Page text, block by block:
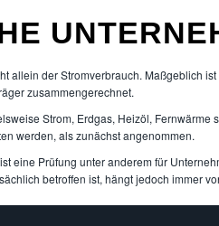
allein der Stromverbrauch. Maßgeblich
zusammengerechnet.
Strom, Erdgas, Heizöl,
werden, als zunächst angenommen.
eine Prüfung unter anderem für
betroffen ist, hängt jedoch immer